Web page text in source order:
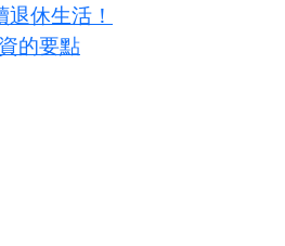
休生活！
的要點